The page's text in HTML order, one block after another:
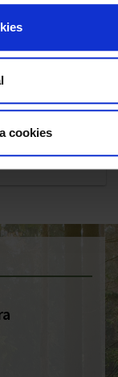
cookies